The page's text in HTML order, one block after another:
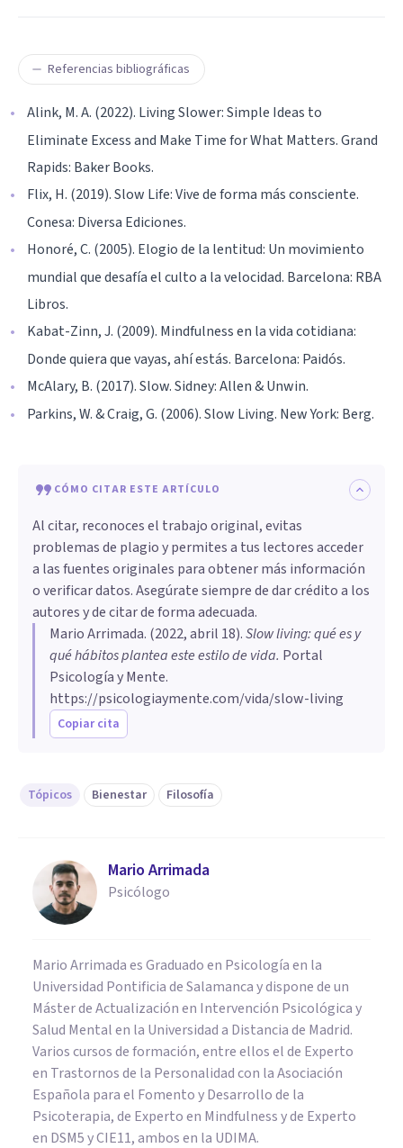
Referencias bibliográficas
Alink, M. A. (2022). Living Slower: Simple Ideas to
Eliminate Excess and Make Time for What Matters. Grand
Rapids: Baker Books.
Flix, H. (2019). Slow Life: Vive de forma más consciente.
Conesa: Diversa Ediciones.
Honoré, C. (2005). Elogio de la lentitud: Un movimiento
mundial que desafía el culto a la velocidad. Barcelona: RBA
Libros.
Kabat-Zinn, J. (2009). Mindfulness en la vida cotidiana:
Donde quiera que vayas, ahí estás. Barcelona: Paidós.
McAlary, B. (2017). Slow. Sidney: Allen & Unwin.
Parkins, W. & Craig, G. (2006). Slow Living. New York: Berg.
CÓMO CITAR ESTE ARTÍCULO
Al citar, reconoces el trabajo original, evitas
problemas de plagio y permites a tus lectores acceder
a las fuentes originales para obtener más información
o verificar datos. Asegúrate siempre de dar crédito a los
autores y de citar de forma adecuada.
Mario Arrimada. (2022, abril 18).Slow living: qué es y
qué hábitos plantea este estilo de vida. Portal
Psicología y Mente.
https://psicologiaymente.com/vida/slow-living
Copiar cita
Tópicos Bienestar Filosofía
Mario Arrimada
Psicólogo
Mario Arrimada es Graduado en Psicología en la
Universidad Pontificia de Salamanca y dispone de un
Máster de Actualización en Intervención Psicológica y
Salud Mental en la Universidad a Distancia de Madrid.
Varios cursos de formación, entre ellos el de Experto
en Trastornos de la Personalidad con la Asociación
Española para el Fomento y Desarrollo de la
Psicoterapia, de Experto en Mindfulness y de Experto
en DSM5 y CIE11, ambos en la UDIMA.